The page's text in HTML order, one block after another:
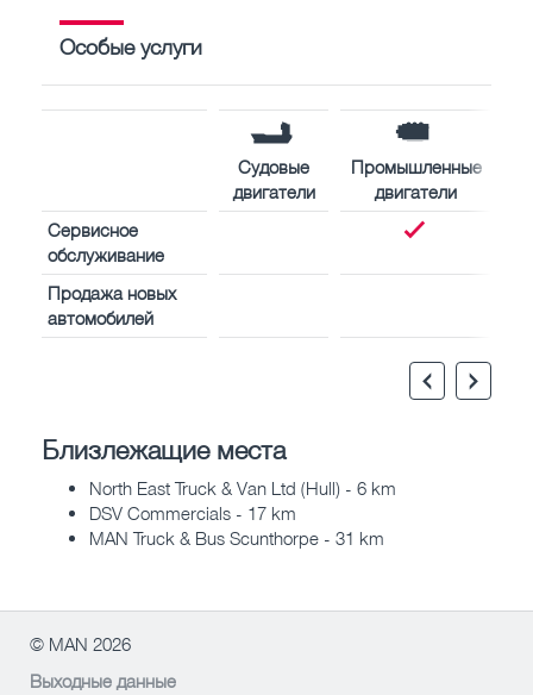
Особые услуги
Судовые
двигатели
Промышленные
двигатели
Сервисное
обслуживание
Продажа новых
автомобилей
Близлежащие места
North East Truck & Van Ltd (Hull) - 6 km
DSV Commercials - 17 km
MAN Truck & Bus Scunthorpe - 31 km
© MAN 2026
Выходные данные